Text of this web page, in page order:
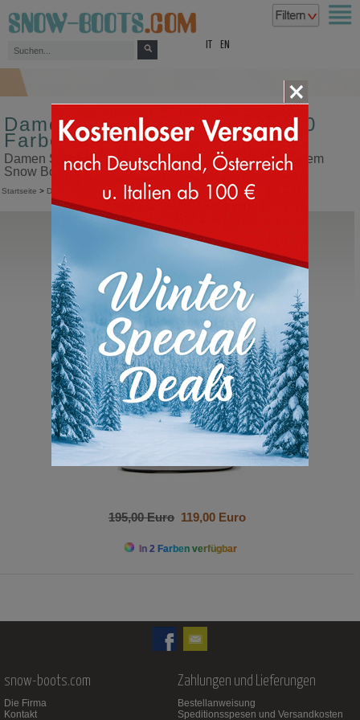
EN
Damen Schneestiefel Größe 30
Farbe braun
Damen Schneestiefel Größe 30 Farbe braun in unserem
Snow Boots Online Shop kaufen
Startseite > Damen Schneestiefel
Moon Boot®
Icon Flower
195,00 Euro 119,00 Euro
In 2 Farben verfügbar
snow-boots.com
Die Firma
Kontakt
Zahlungen und Lieferungen
Bestellanweisung
Speditionsspesen und Versandkosten